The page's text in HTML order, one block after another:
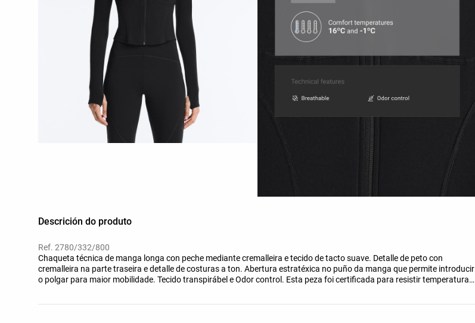
Descrición do produto
Ref. 2780/332/800
Chaqueta técnica de manga longa con peche mediante cremalleira e tecido de tacto suave. Detalle de peto con
cremalleira na parte traseira e detalle de costuras a ton. Abertura estratéxica no puño da manga que permite introducir
o polgar para maior mobilidade. Tecido transpirábel e Odor control. Esta peza foi certificada para resistir temperaturas